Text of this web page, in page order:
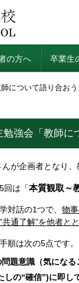
の方へ 卒業生
について語り合お
勉強会「教師
が企画者となり、
回は「本質観取～
対話の1つで、 物
”共通了解”を他者と
順は次の5点です。
題意識（気になる
の“確信”)に即し